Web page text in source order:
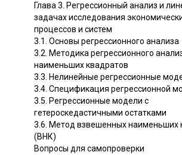
Глава 3. Регрессионный анализ и
задачах исследования
процессов и систем
3.1. Основы регрессионного анализа
3.2. Методика регрессионного
наименьших квадратов
3.3. Нелинейные регрессионные
3.4. Спецификация регрессионной
3.5. Регрессионные модели с
гетероскедастичными остатками
3.6. Метод взвешенных наименьших
(ВНК)
Вопросы для самопроверки